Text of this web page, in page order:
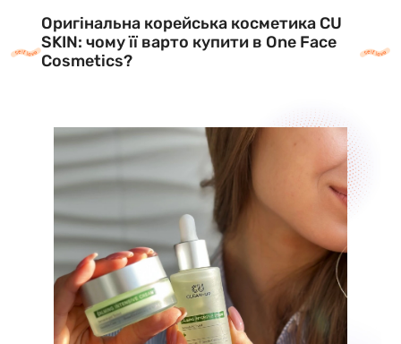
Оригінальна корейська косметика CU
SKIN: чому її варто купити в One Face
Cosmetics?